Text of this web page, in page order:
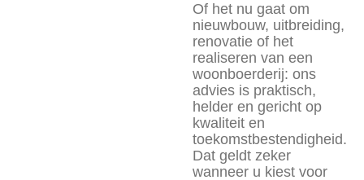
Of het nu gaat om
nieuwbouw, uitbreiding,
renovatie of het
realiseren van een
woonboerderij: ons
advies is praktisch,
helder en gericht op
kwaliteit en
toekomstbestendigheid.
Dat geldt zeker
wanneer u kiest voor